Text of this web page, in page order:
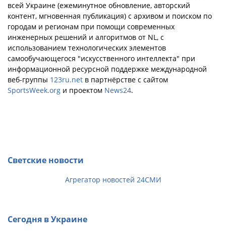
всей Украине (ежеминутное обновление, авторский
контент, мгновенная публикация) с архивом и поиском по
городам и регионам при помощи современных
инженерных решений и алгоритмов от NL, с
использованием технологических элементов
самообучающегося "искусственного интеллекта" при
информационной ресурсной поддержке международной
веб-группы 123ru.net в партнёрстве с сайтом
SportsWeek.org и проектом News24.
Светские новости
Агрегатор новостей 24СМИ
Сегодня в Украине